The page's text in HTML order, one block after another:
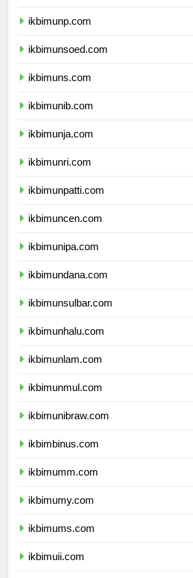
ikbimunp.com
ikbimunsoed.com
ikbimuns.com
ikbimunib.com
ikbimunja.com
ikbimunri.com
ikbimunpatti.com
ikbimuncen.com
ikbimunipa.com
ikbimundana.com
ikbimunsulbar.com
ikbimunhalu.com
ikbimunlam.com
ikbimunmul.com
ikbimunibraw.com
ikbimbinus.com
ikbimumm.com
ikbimumy.com
ikbimums.com
ikbimuii.com